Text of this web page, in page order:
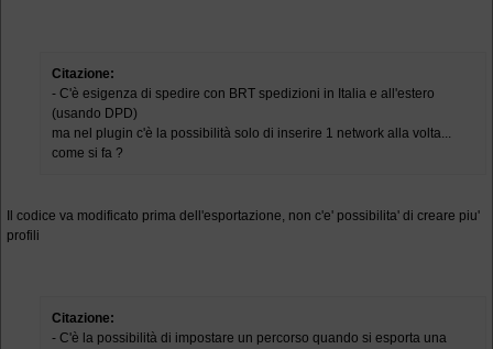
Citazione:
- C'è esigenza di spedire con BRT spedizioni in Italia e all'estero
(usando DPD)
ma nel plugin c'è la possibilità solo di inserire 1 network alla volta...
come si fa ?
Il codice va modificato prima dell'esportazione, non c'e' possibilita' di creare piu'
profili
Citazione:
- C'è la possibilità di impostare un percorso quando si esporta una